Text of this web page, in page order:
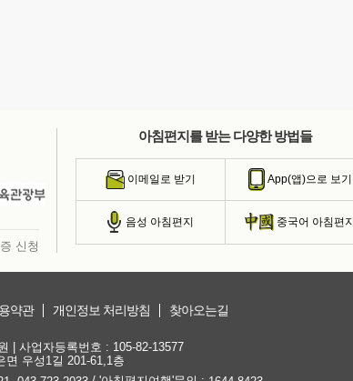
신청
아침편지를 받는 다양한 방법들
이메일로 받기 App(앱)으로 보기
음성 아침편지 중국어 아침편지
약관 개인정보 처리방침 찾아오는길
| 사업자등록번호 : 105-82-13577
면 우성1길 201-61,1층